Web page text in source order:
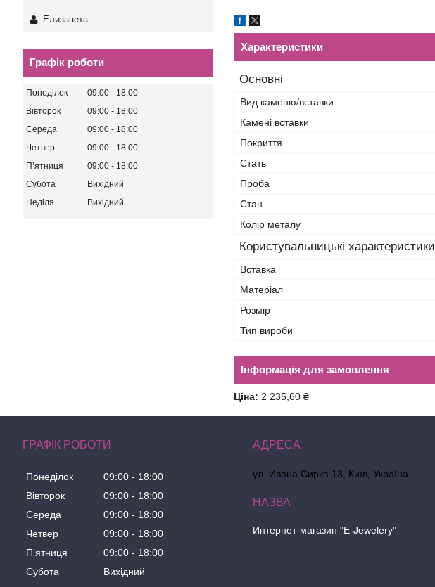
Характеристики
Основні
Вид каменю/вставки
Камені вставки
Покриття
Стать
Проба
Стан
Колір металу
Користувальницькі характеристики
Вставка
Матеріал
Розмір
Тип вироби
Інформація для замовлення
Ціна: 2 235,60 ₴
Елизавета
Графік роботи
Понеділок 09:00
18:00
Вівторок
09:00
18:00
Середа
09:00
18:00
Четвер
09:00
18:00
Пʼятниця
09:00
18:00
Субота
Вихідний
Неділя
Вихідний
ГРАФІК РОБОТИ
Понеділок 09:00
18:00
Вівторок
09:00
18:00
Середа
09:00
18:00
Четвер
09:00
18:00
Пʼятниця
09:00
18:00
Субота
Вихідний
ул. Ивана Сирка 13, Київ, Україна
Интернет-магазин "E-Jewelery"